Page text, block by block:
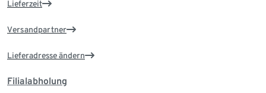
Lieferzeit
Versandpartner
Lieferadresse ändern
Filialabholung